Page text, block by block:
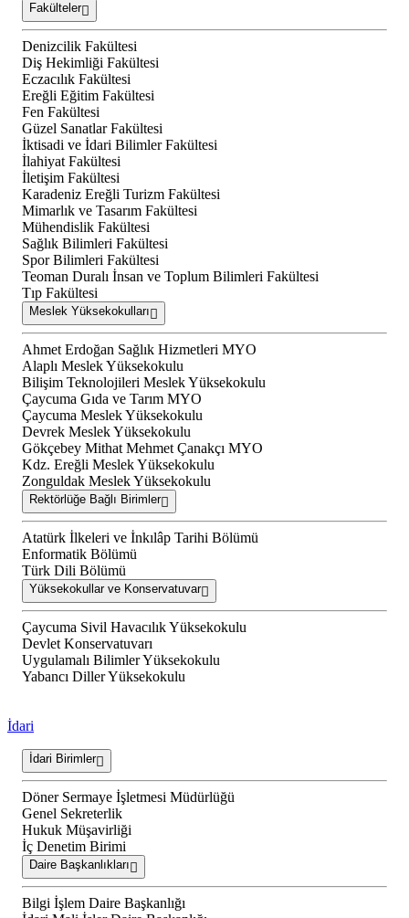
Fakülteler
Denizcilik Fakültesi
Diş Hekimliği Fakültesi
Eczacılık Fakültesi
Ereğli Eğitim Fakültesi
Fen Fakültesi
Güzel Sanatlar Fakültesi
İktisadi ve İdari Bilimler Fakültesi
İlahiyat Fakültesi
İletişim Fakültesi
Karadeniz Ereğli Turizm Fakültesi
Mimarlık ve Tasarım Fakültesi
Mühendislik Fakültesi
Sağlık Bilimleri Fakültesi
Spor Bilimleri Fakültesi
Teoman Duralı İnsan ve Toplum Bilimleri Fakültesi
Tıp Fakültesi
Meslek Yüksekokulları
Ahmet Erdoğan Sağlık Hizmetleri MYO
Alaplı Meslek Yüksekokulu
Bilişim Teknolojileri Meslek Yüksekokulu
Çaycuma Gıda ve Tarım MYO
Çaycuma Meslek Yüksekokulu
Devrek Meslek Yüksekokulu
Gökçebey Mithat Mehmet Çanakçı MYO
Kdz. Ereğli Meslek Yüksekokulu
Zonguldak Meslek Yüksekokulu
Rektörlüğe Bağlı Birimler
Atatürk İlkeleri ve İnkılâp Tarihi Bölümü
Enformatik Bölümü
Türk Dili Bölümü
Yüksekokullar ve Konservatuvar
Çaycuma Sivil Havacılık Yüksekokulu
Devlet Konservatuvarı
Uygulamalı Bilimler Yüksekokulu
Yabancı Diller Yüksekokulu
İdari
İdari Birimler
Döner Sermaye İşletmesi Müdürlüğü
Genel Sekreterlik
Hukuk Müşavirliği
İç Denetim Birimi
Daire Başkanlıkları
Bilgi İşlem Daire Başkanlığı